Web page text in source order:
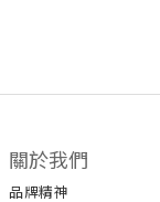
關於我們
品牌精神